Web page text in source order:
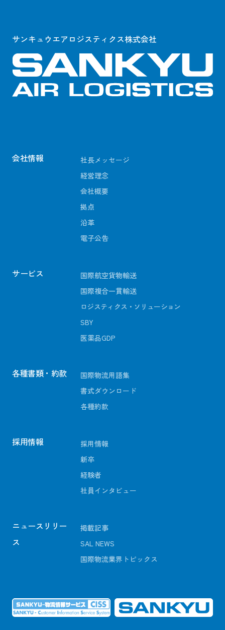
サンキュウエアロジスティクス株式会社
会社情報
社長メッセージ
経営理念
会社概要
拠点
沿革
電子公告
サービス
国際航空貨物輸送
国際複合一貫輸送
ロジスティクス・ソリューション
SBY
医薬品GDP
各種書類・約款
国際物流用語集
書式ダウンロード
各種約款
採用情報
採用情報
新卒
経験者
社員インタビュー
ニュースリリー
ス
掲載記事
SAL NEWS
国際物流業界トピックス